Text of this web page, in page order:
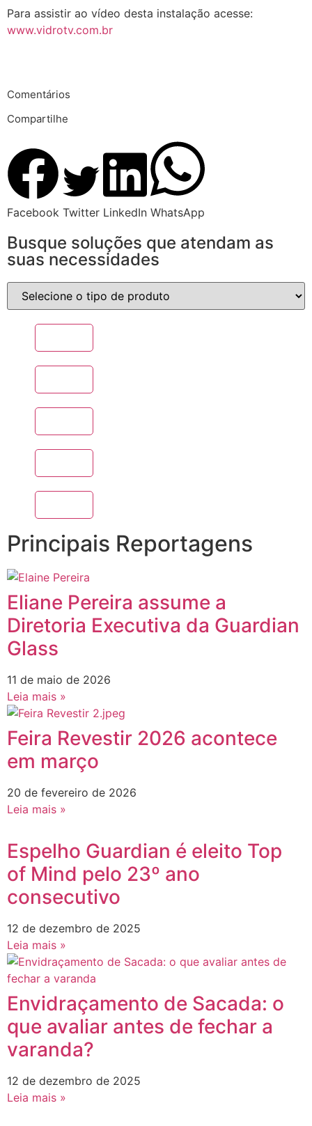
Para assistir ao vídeo desta instalação acesse:
www.vidrotv.com.br
Comentários
Compartilhe
Facebook Twitter LinkedIn WhatsApp
Busque soluções que atendam as
suas necessidades
Principais Reportagens
Eliane Pereira assume a
Diretoria Executiva da Guardian
Glass
11 de maio de 2026
Leia mais »
Feira Revestir 2026 acontece
em março
20 de fevereiro de 2026
Leia mais »
Espelho Guardian é eleito Top
of Mind pelo 23º ano
consecutivo
12 de dezembro de 2025
Leia mais »
Envidraçamento de Sacada: o
que avaliar antes de fechar a
varanda?
12 de dezembro de 2025
Leia mais »